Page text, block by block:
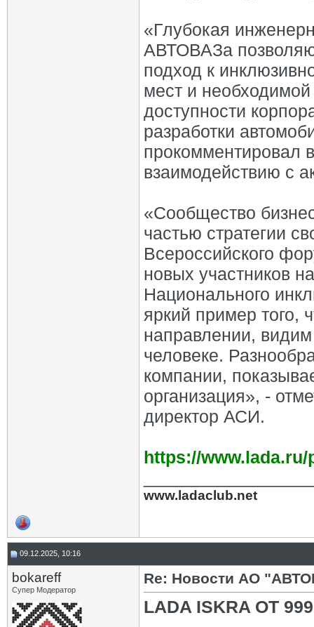
«Глубокая
АВТОВАЗа
подход к
мест и
доступности
разработки
прокомментировал
взаимодействию с
«Сообщество
частью стратегии
Всероссийского
новых участников
Национального
яркий пример того,
направлении,
человеке.
компании,
организация», -
директор АСИ.
https://
www.ladaclub.net
09.12.2025, 10:16
bokareff
Супер Модератор
Re: Новости АО
LADA ISKRA ОТ